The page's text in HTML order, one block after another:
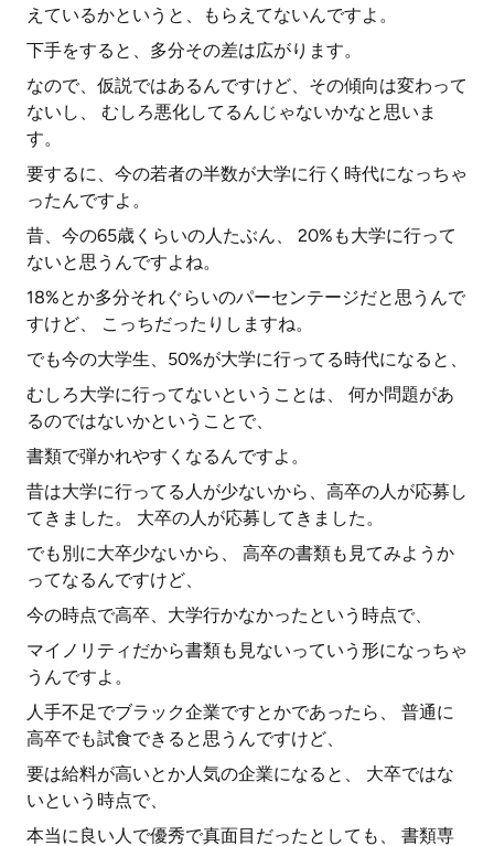
えているかというと、もらえてないんですよ。
下手をすると、多分その差は広がります。
なので、仮説ではあるんですけど、その傾向は変わって
ないし、 むしろ悪化してるんじゃないかなと思いま
す。
要するに、今の若者の半数が大学に行く時代になっちゃ
ったんですよ。
昔、今の65歳くらいの人たぶん、 20%も大学に行って
ないと思うんですよね。
18%とか多分それぐらいのパーセンテージだと思うんで
すけど、 こっちだったりしますね。
でも今の大学生、50%が大学に行ってる時代になると、
むしろ大学に行ってないということは、 何か問題があ
るのではないかということで、
書類で弾かれやすくなるんですよ。
昔は大学に行ってる人が少ないから、高卒の人が応募し
てきました。 大卒の人が応募してきました。
でも別に大卒少ないから、 高卒の書類も見てみようか
ってなるんですけど、
今の時点で高卒、大学行かなかったという時点で、
マイノリティだから書類も見ないっていう形になっちゃ
うんですよ。
人手不足でブラック企業ですとかであったら、 普通に
高卒でも試食できると思うんですけど、
要は給料が高いとか人気の企業になると、 大卒ではな
いという時点で、
本当に良い人で優秀で真面目だったとしても、 書類専